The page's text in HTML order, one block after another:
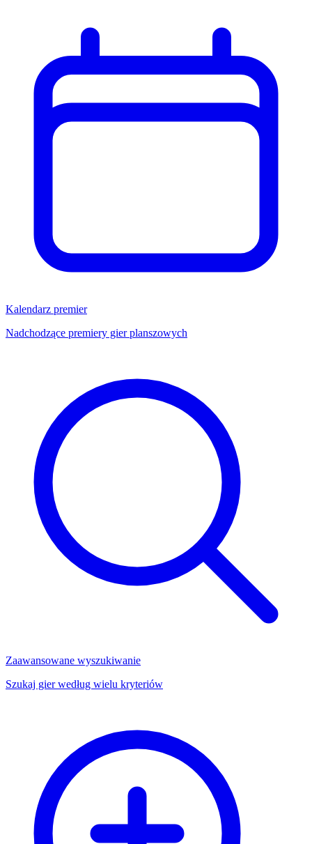
Kalendarz premier
Nadchodzące premiery gier planszowych
Zaawansowane wyszukiwanie
Szukaj gier według wielu kryteriów